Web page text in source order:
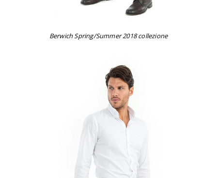
Berwich Spring/Summer 2018 collezione